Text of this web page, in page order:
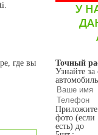
У
Точный
Узнайте за
Приложите
фото (если
есть) до
где вы